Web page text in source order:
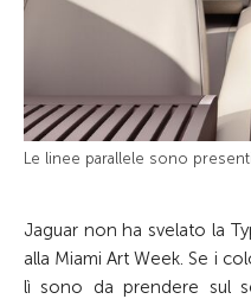
Le linee parallele sono
Jaguar non ha svelato la
alla Miami Art Week. Se i
lì sono da prendere sul